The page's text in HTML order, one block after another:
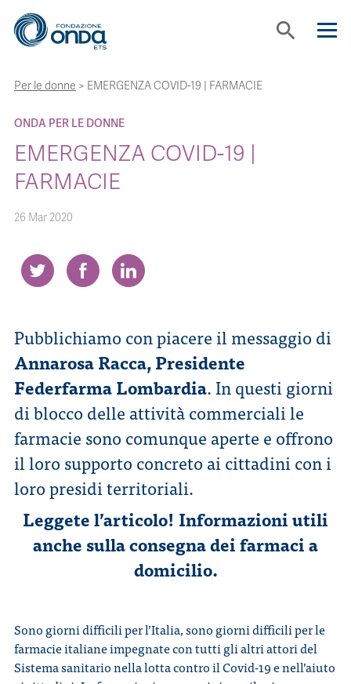
search
CHI SIAMO
CON CHI LAVORIAMO
STRUMENTI
NEWS
CONTATTI
ITA ENG
Per le donne > EMERGENZA COVID-19 | FARMACIE
ONDA PER LE DONNE
EMERGENZA COVID-19 |
FARMACIE
26 Mar 2020
Pubblichiamo con piacere il messaggio di
Annarosa Racca, Presidente
Federfarma Lombardia. In questi giorni
di blocco delle attività commerciali le
farmacie sono comunque aperte e offrono
il loro supporto concreto ai cittadini con i
loro presidi territoriali.
Leggete l’articolo! Informazioni utili
anche sulla consegna dei farmaci a
domicilio.
Sono giorni difficili per l’Italia, sono giorni difficili per le
farmacie italiane impegnate con tutti gli altri attori del
Sistema sanitario nella lotta contro il Covid-19 e nell’aiuto